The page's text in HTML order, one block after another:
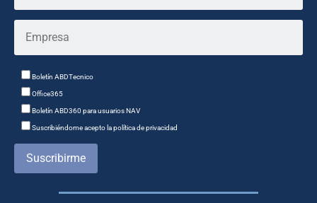
Boletín ABDTecnico
Office365
Boletín ABD360 para usuarios NAV
Suscribiéndome acepto la política de privacidad
Suscribirme